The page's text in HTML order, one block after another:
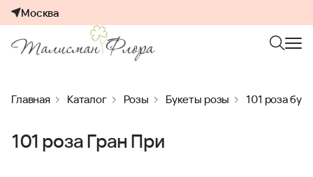
Москва
Главная Каталог Розы Букеты розы 101 роза
101 роза Гран При